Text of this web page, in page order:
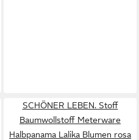
SCHÖNER LEBEN. Stoff
Baumwollstoff Meterware
Halbpanama Lalika Blumen rosa